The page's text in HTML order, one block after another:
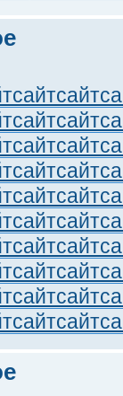
сайтсайт
сайтсайт
сайтсайт
сайтсайт
сайтсайт
сайтсайт
сайтсайт
сайтсайт
сайтсайт
сайтсайт